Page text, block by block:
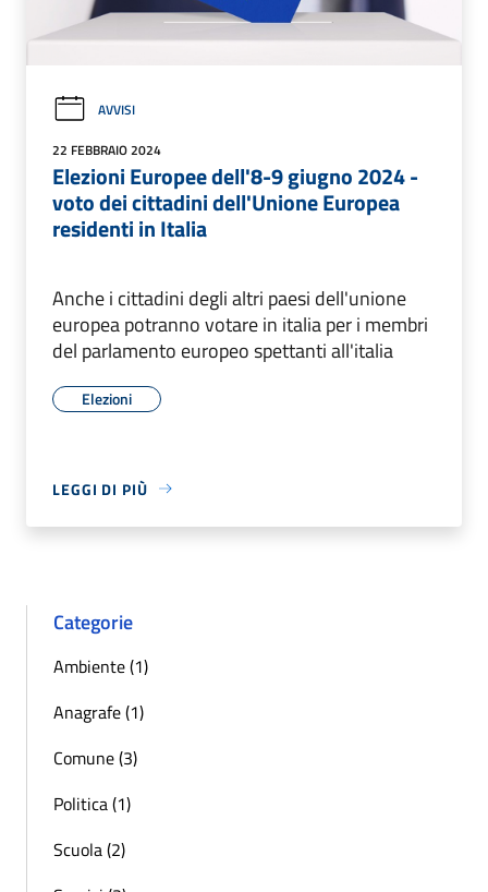
AVVISI
22 FEBBRAIO 2024
Elezioni Europee dell'8-9 giugno 2024 -
voto dei cittadini dell'Unione Europea
residenti in Italia
Anche i cittadini degli altri paesi dell'unione
europea potranno votare in italia per i membri
del parlamento europeo spettanti all'italia
Elezioni
LEGGI DI PIÙ
Categorie
Ambiente (1)
Anagrafe (1)
Comune (3)
Politica (1)
Scuola (2)